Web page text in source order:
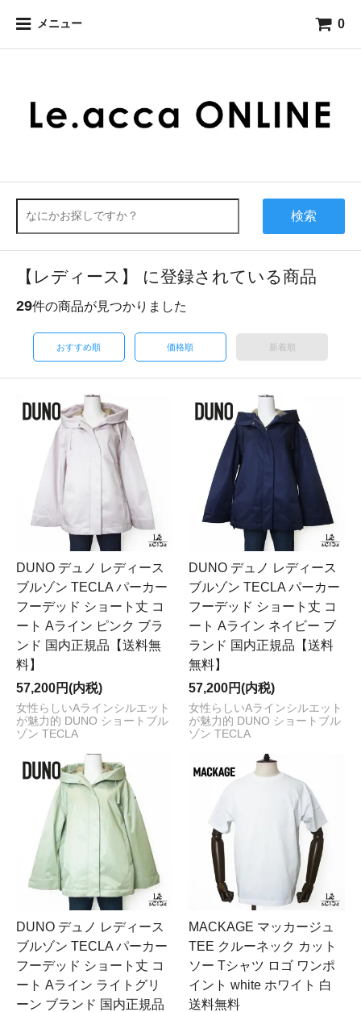
メニュー 0
検索
【レディース】 に登録されている商品
29件の商品が見つかりました
おすすめ順 価格順 新着順
DUNO デュノ レディース
ブルゾン TECLA パーカー
フーデッド ショート丈 コ
ート Aライン ピンク ブラ
ンド 国内正規品【送料無
料】
57,200円(内税)
女性らしいAラインシルエット
が魅力的 DUNO ショートブル
ゾン TECLA
DUNO デュノ レディース
ブルゾン TECLA パーカー
フーデッド ショート丈 コ
ート Aライン ネイビー ブ
ランド 国内正規品【送料
無料】
57,200円(内税)
女性らしいAラインシルエット
が魅力的 DUNO ショートブル
ゾン TECLA
DUNO デュノ レディース
ブルゾン TECLA パーカー
フーデッド ショート丈 コ
ート Aライン ライトグリ
ーン ブランド 国内正規品
MACKAGE マッカージュ
TEE クルーネック カット
ソー Tシャツ ロゴ ワンポ
イント white ホワイト 白
送料無料